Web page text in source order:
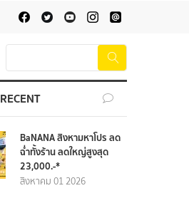
RECENT
BaNANA สิงหามหาโปร ลด
ฉ่ำทั้งร้าน ลดใหญ่สูงสุด
23,000.-*
สิงหาคม 01 2026